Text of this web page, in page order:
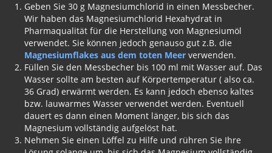
Geben Sie 30 g Magnesiumchlorid in einen Messbecher.
Wir haben das Magnesiumchlorid Hexahydrat in
Pharmaqualität für die Herstellung von Magnesiumöl
verwendet. Sie können jedoch genauso gut z.B. die
Magnesiumflakes aus dem toten Meer verwenden.
Füllen Sie den Messbecher bis 100 ml mit Wasser auf. Das
Wasser sollte am besten auf Körpertemperatur ( also ca.
36 Grad) erwärmt werden. Es kann jedoch ebenso kaltes
bzw. lauwarmes Wasser verwendet werden. Eventuell
dauert es dann einen Moment länger, bis sich das
Magnesium vollständig aufgelöst hat.
Nehmen Sie einen Löffel zu Hilfe und rühren Sie Ihre